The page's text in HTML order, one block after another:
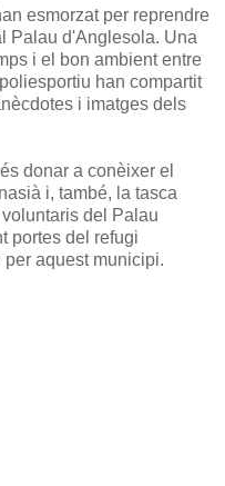
esmorzat per reprendre
Palau d'Anglesola. Una
i el bon ambient entre
han compartit
i imatges dels
donar a conèixer el
i, també, la tasca
del Palau
portes del refugi
aquest municipi.